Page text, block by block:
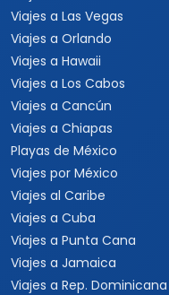
Viajes a Las Vegas
Viajes a Orlando
Viajes a Hawaii
Viajes a Los Cabos
Viajes a Cancún
Viajes a Chiapas
Playas de México
Viajes por México
Viajes al Caribe
Viajes a Cuba
Viajes a Punta Cana
Viajes a Jamaica
Viajes a Rep. Dominicana